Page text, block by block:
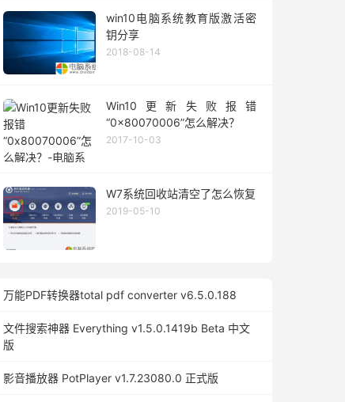
win10电脑系统教育版激活密
钥分享
2018-08-14
Win10更新失败报错
“0x80070006”怎么解决？
2017-10-03
W7系统回收站清空了怎么恢复
2019-05-10
万能PDF转换器total pdf converter v6.5.0.188
文件搜索神器 Everything v1.5.0.1419b Beta 中文
版
影音播放器 PotPlayer v1.7.23080.0 正式版